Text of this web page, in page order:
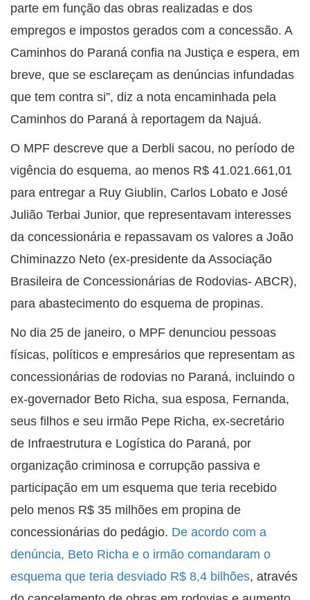
parte em função das obras realizadas e dos
empregos e impostos gerados com a concessão. A
Caminhos do Paraná confia na Justiça e espera, em
breve, que se esclareçam as denúncias infundadas
que tem contra si”, diz a nota encaminhada pela
Caminhos do Paraná à reportagem da Najuá.
O MPF descreve que a Derbli sacou, no período de
vigência do esquema, ao menos R$ 41.021.661,01
para entregar a Ruy Giublin, Carlos Lobato e José
Julião Terbai Junior, que representavam interesses
da concessionária e repassavam os valores a João
Chiminazzo Neto (ex-presidente da Associação
Brasileira de Concessionárias de Rodovias- ABCR),
para abastecimento do esquema de propinas.
No dia 25 de janeiro, o MPF denunciou pessoas
físicas, políticos e empresários que representam as
concessionárias de rodovias no Paraná, incluindo o
ex-governador Beto Richa, sua esposa, Fernanda,
seus filhos e seu irmão Pepe Richa, ex-secretário
de Infraestrutura e Logística do Paraná, por
organização criminosa e corrupção passiva e
participação em um esquema que teria recebido
pelo menos R$ 35 milhões em propina de
concessionárias do pedágio. De acordo com a
denúncia, Beto Richa e o irmão comandaram o
esquema que teria desviado R$ 8,4 bilhões, através